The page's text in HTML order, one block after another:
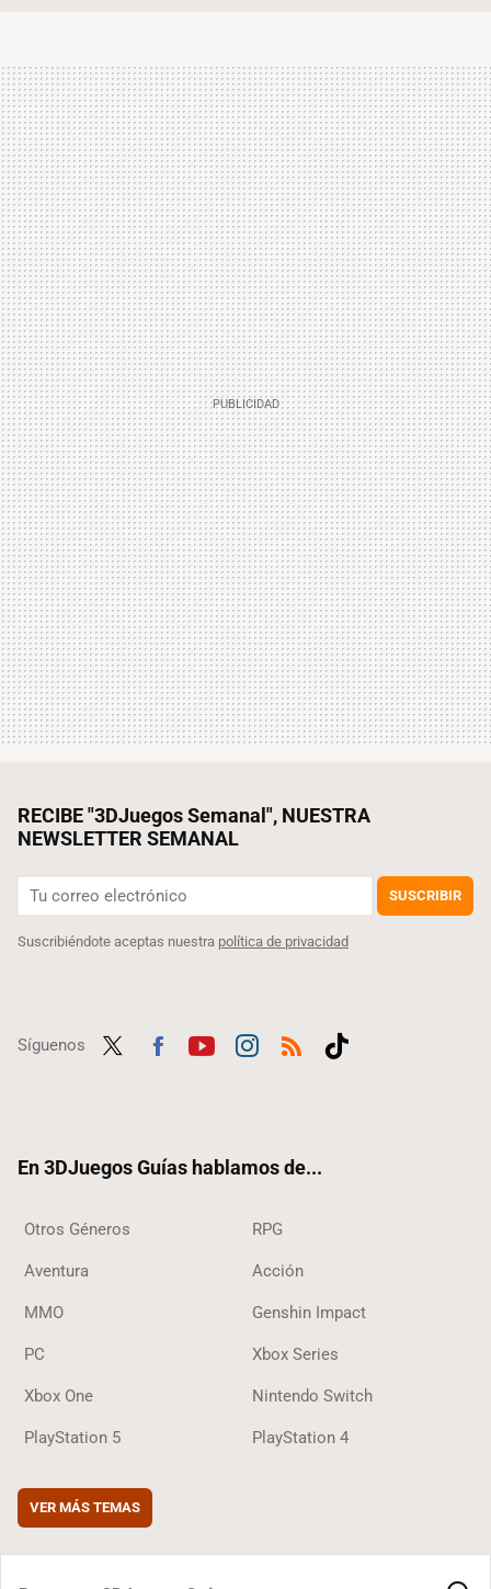
RECIBE "3DJuegos Semanal", NUESTRA
NEWSLETTER SEMANAL
SUSCRIBIR
Suscribiéndote aceptas nuestra política de privacidad
Síguenos
En 3DJuegos Guías hablamos de...
Otros Géneros RPG
Aventura Acción
MMO Genshin Impact
PC Xbox Series
Xbox One Nintendo Switch
PlayStation 5 PlayStation 4
VER MÁS TEMAS